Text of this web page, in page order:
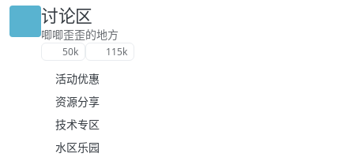
讨论区
唧唧歪歪的地方
50k 115k
活动优惠
资源分享
技术专区
水区乐园